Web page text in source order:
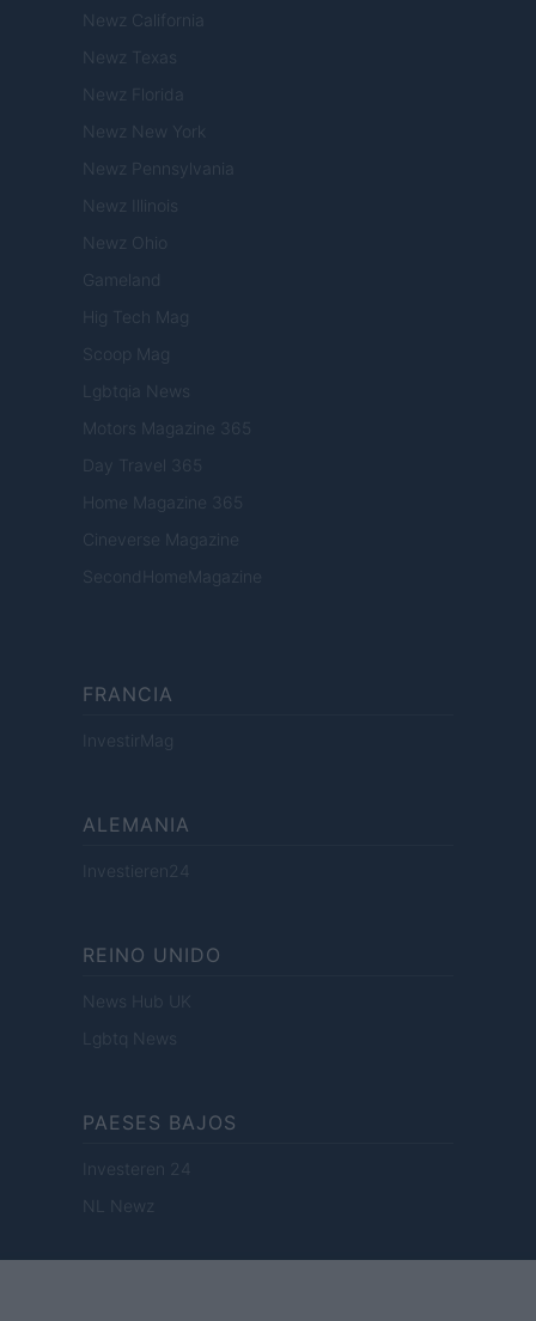
Newz California
Newz Texas
Newz Florida
Newz New York
Newz Pennsylvania
Newz Illinois
Newz Ohio
Gameland
Hig Tech Mag
Scoop Mag
Lgbtqia News
Motors Magazine 365
Day Travel 365
Home Magazine 365
Cineverse Magazine
SecondHomeMagazine
FRANCIA
InvestirMag
ALEMANIA
Investieren24
REINO UNIDO
News Hub UK
Lgbtq News
PAESES BAJOS
Investeren 24
NL Newz